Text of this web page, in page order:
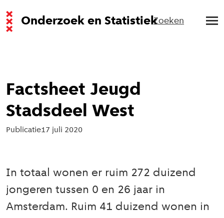
Onderzoek en StatistiekZoeken
Factsheet Jeugd
Stadsdeel West
Publicatie17 juli 2020
In totaal wonen er ruim 272 duizend
jongeren tussen 0 en 26 jaar in
Amsterdam. Ruim 41 duizend wonen in